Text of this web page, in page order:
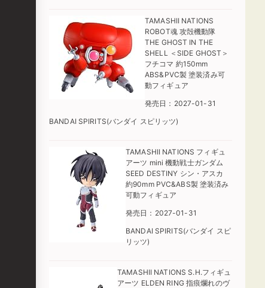
TAMASHII NATIONS
ROBOT魂 攻殻機動隊
THE GHOST IN THE
SHELL ＜SIDE GHOST＞
フチコマ 約150mm
ABS&PVC製 塗装済み可
動フィギュア
発売日：2027-01-31
BANDAI SPIRITS(バンダイ スピリッツ)
TAMASHII NATIONS フィギュ
アーツ mini 機動戦士ガンダム
SEED DESTINY シン・アスカ
約90mm PVC&ABS製 塗装済み
可動フィギュア
発売日：2027-01-31
BANDAI SPIRITS(バンダイ スピ
リッツ)
TAMASHII NATIONS S.H.フィギュ
アーツ ELDEN RING 指痕爛れのヴ